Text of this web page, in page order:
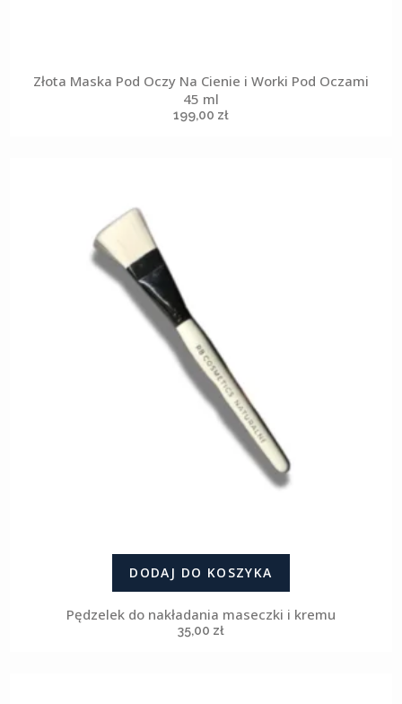
Złota Maska Pod Oczy Na Cienie i Worki Pod Oczami
45 ml
199,00 zł
DODAJ DO KOSZYKA
Pędzelek do nakładania maseczki i kremu
35,00 zł